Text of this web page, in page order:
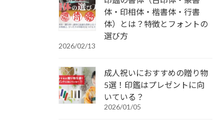
体・印相体・楷書体・行書
体）とは？特徴とフォントの
選び方
2026/02/13
成人祝いにおすすめの贈り物
5選！印鑑はプレゼントに向
いている？
2026/01/05